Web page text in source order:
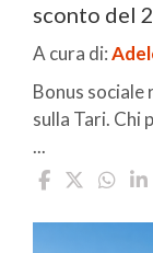
sconto del
A cura di:
Bonus sociale
sulla Tari. Chi
...